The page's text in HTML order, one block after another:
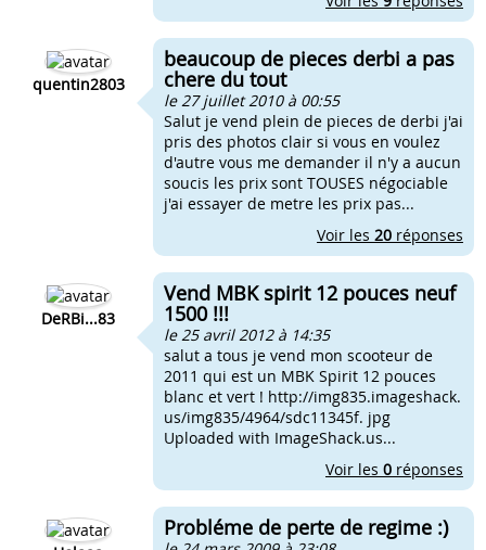
quentin2803
beaucoup de pieces derbi a pas
chere du tout
le 27 juillet 2010 à 00:55
Salut je vend plein de pieces de derbi j'ai
pris des photos clair si vous en voulez
d'autre vous me demander il n'y a aucun
soucis les prix sont TOUSES négociable
j'ai essayer de metre les prix pas...
Voir les 20 réponses
DeRBi...83
Vend MBK spirit 12 pouces neuf
1500 !!!
le 25 avril 2012 à 14:35
salut a tous je vend mon scooteur de
2011 qui est un MBK Spirit 12 pouces
blanc et vert ! http://img835.imageshack.
us/img835/4964/sdc11345f. jpg
Uploaded with ImageShack.us...
Voir les 0 réponses
Probléme de perte de regime :)